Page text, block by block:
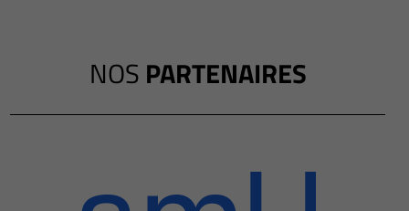
NOS PARTENAIRES